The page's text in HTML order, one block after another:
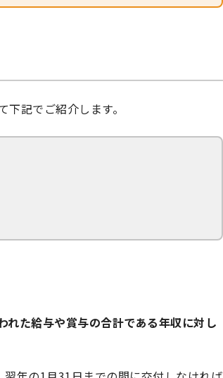
記でご紹介します。
れた給与や賞与の合計である年収に対し